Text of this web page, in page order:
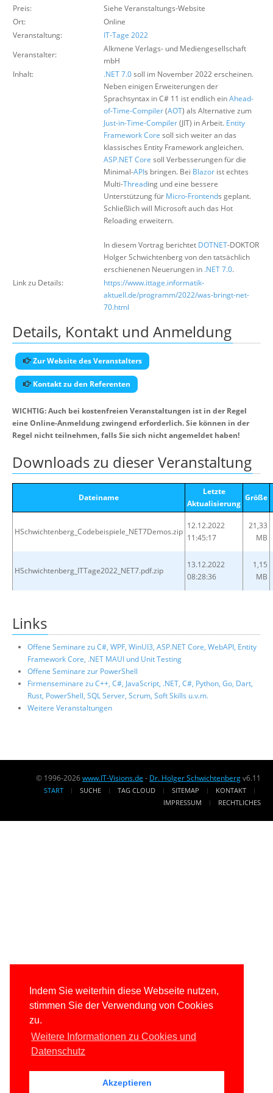
Indem Sie weiterhin diese Webseite nutzen,
stimmen Sie der Verwendung von Cookies
zu.
Weitere Informationen zu Cookies und
Datenschutz
Akzeptieren
Über uns
Preis:
Siehe Veranstaltungs-Website
Ort:
Online
Veranstaltung:
IT-Tage 2022
Veranstalter:
Alkmene Verlags- und Mediengesellschaft
mbH
Inhalt:
.NET 7.0soll im November 2022 erscheinen.
Neben einigen Erweiterungen der
Sprachsyntax in C# 11 ist endlich einAhead-
of-Time-Compiler(AOT) als Alternative zum
Just-in-Time-Compiler(JIT) in Arbeit. Entity
Framework Core soll sich weiter an das
klassisches Entity Framework angleichen.
ASP.NET Core soll Verbesserungen für die
Minimal-APIs bringen. Bei Blazor ist echtes
Multi-Threading und eine bessere
Unterstützung für Micro-Frontends geplant.
Schließlich will Microsoft auch das Hot
Reloading erweitern.
In diesem Vortrag berichtet DOTNET-DOKTOR
Holger Schwichtenberg von den tatsächlich
erschienenen Neuerungen in .NET 7.0.
Link zu Details:
https://www.ittage.informatik-
aktuell.de/programm/2022/was-bringt-net-
70.html
Details, Kontakt und Anmeldung
Zur Website des Veranstalters
Kontakt zu den Referenten
WICHTIG: Auch bei kostenfreien Veranstaltungen ist in der Regel
eine Online-Anmeldung zwingend erforderlich. Sie können in der
Regel nicht teilnehmen, falls Sie sich nicht angemeldet haben!
Downloads zu dieser Veranstaltung
Dateiname
Letzte
Aktualisierung
Größe
HSchwichtenberg_Codebeispiele_NET7Demos.zip
12.12.2022
11:45:17
21,33
MB
HSchwichtenberg_ITTage2022_NET7.pdf.zip
13.12.2022
08:28:36
1,15
MB
Links
Offene Seminare zu C#, WPF, WinUI3, ASP.NET Core, WebAPI, Entity
Framework Core, .NET MAUI und Unit Testing
Offene Seminare zur PowerShell
Firmenseminare zu C++, C#, JavaScript, .NET, C#, Python, Go, Dart,
Rust, PowerShell, SQL Server, Scrum, Soft Skills u.v.m.
Weitere Veranstaltungen
© 1996-2026www.IT-Visions.de - Dr. Holger Schwichtenbergv6.11
START SUCHE TAG CLOUD SITEMAP
KONTAKT
IMPRESSUM
RECHTLICHES